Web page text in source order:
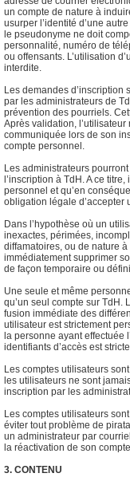
un compte de nature à
usurper l’identité d’une
le pseudonyme ne doit
personnalité, numéro de
ou offensants. L’utilisation
interdite.
Les demandes
par les administrateurs de
prévention des pourriels.
Après validation, l’utilisateur
communiquée lors de son
compte personnel.
Les administrateurs
l’inscription à TdH. A ce
personnel et qu’en
obligation légale d’accepter
Dans l’hypothèse où un
inexactes, périmées,
diffamatoires, ou de nature
immédiatement supprimer
de façon temporaire ou
Une seule et même
qu’un seul compte sur TdH.
fusion immédiate des
utilisateur est strictement
la personne ayant effectuée
identifiants d’accès est
Les comptes utilisateurs
les utilisateurs ne sont
inscription par les
Les comptes utilisateurs
éviter tout problème de
un administrateur par
la réactivation de son
3. CONTENU